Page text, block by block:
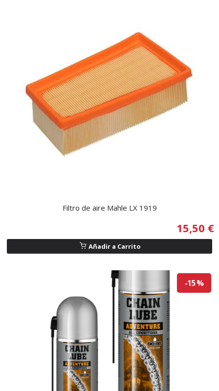
Filtro de aire Mahle LX 1919
15,50 €
Añadir a Carrito
-15 %